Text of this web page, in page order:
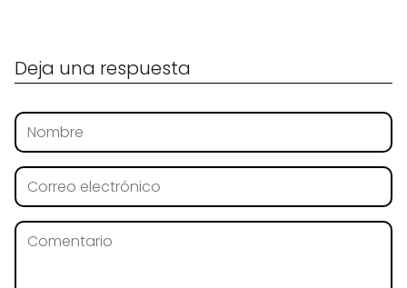
Deja una respuesta